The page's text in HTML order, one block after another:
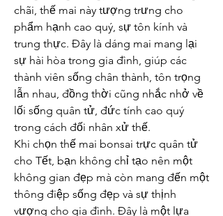
chãi, thế mai này tượng trưng cho
phẩm hạnh cao quý, sự tôn kính và
trung thực. Đây là dáng mai mang lại
sự hài hòa trong gia đình, giúp các
thành viên sống chân thành, tôn trọng
lẫn nhau, đồng thời cũng nhắc nhở về
lối sống quân tử, đức tính cao quý
trong cách đối nhân xử thế.
Khi chọn thế mai bonsai trực quân tử
cho Tết, bạn không chỉ tạo nên một
không gian đẹp mà còn mang đến một
thông điệp sống đẹp và sự thịnh
vượng cho gia đình. Đây là một lựa